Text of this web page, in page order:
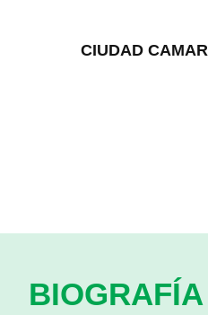
CIUDAD
BIOGRAFÍA